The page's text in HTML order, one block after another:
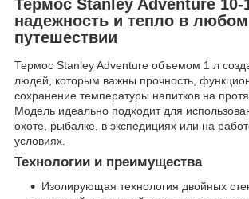
Термос Stanley Adventure
надежность и тепло в любом
путешествии
Термос Stanley Adventure объемом 1 л
людей, которым важны прочность,
сохранение температуры напитков на
Модель идеально подходит для
охоте, рыбалке, в экспедициях или на
условиях.
Технологии и преимущества
Изолирующая технология двойных